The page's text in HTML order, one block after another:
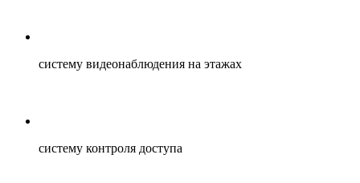
систему видеонаблюдения на этажах
систему контроля доступа